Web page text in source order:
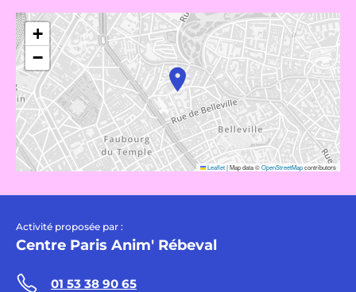
+
−
Leaflet|Map data ©OpenStreetMapcontributors
Activité proposée par :
Centre Paris Anim' Rébeval
01 53 38 90 65